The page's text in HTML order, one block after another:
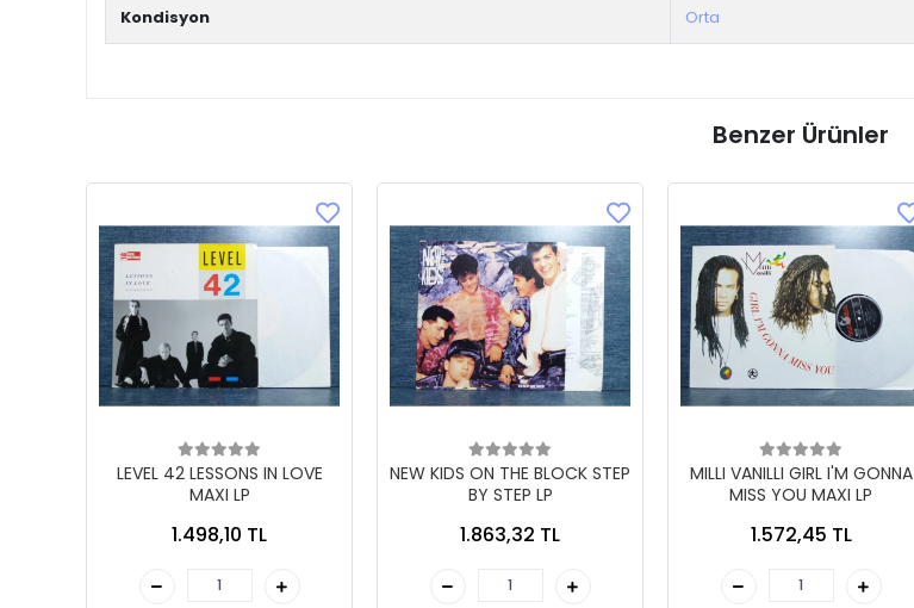
Kondisyon Orta
Benzer Ürünler
LEVEL 42 LESSONS IN LOVE
MAXI LP
1.498,10 TL
NEW KIDS ON THE BLOCK STEP
BY STEP LP
1.863,32 TL
MILLI VANILLI GIRL I'M GONNA
MISS YOU MAXI LP
1.572,45 TL